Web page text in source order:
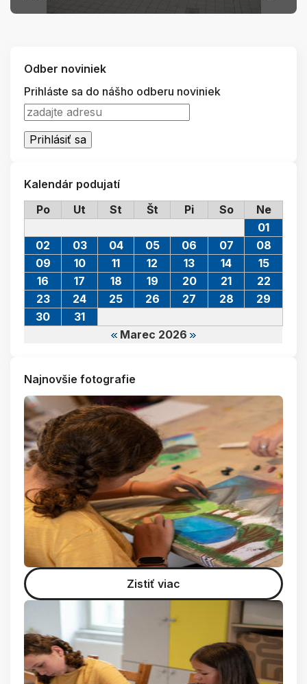
Odber noviniek
Prihláste sa do nášho odberu noviniek
Kalendár podujatí
Po
Ut St Št Pi So Ne
Marec 2026
01
02
03 04 05 06 07
08
09
10 11 12 13 14
15
16
17 18 19 20 21
22
23
24 25 26 27 28
29
30
31
Najnovšie fotografie
Zistiť viac